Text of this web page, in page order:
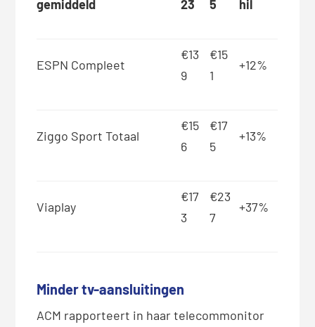
gemiddeld
23
5
hil
ESPN Compleet
€13
9
€15
1
+12%
Ziggo Sport Totaal
€15
6
€17
5
+13%
Viaplay
€17
3
€23
7
+37%
Minder tv-aansluitingen
ACM rapporteert in haar telecommonitor